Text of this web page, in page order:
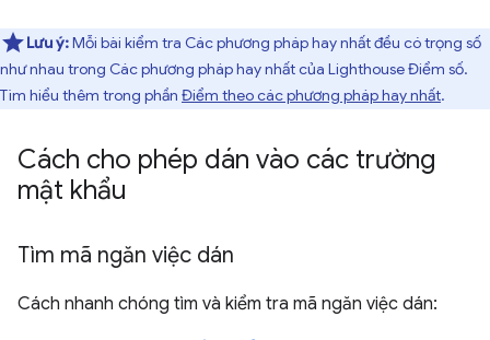
Lưu ý:Mỗi bài kiểm tra Các phương pháp hay nhất đều có trọng số
như nhau trong Các phương pháp hay nhất của Lighthouse Điểm số.
Tìm hiểu thêm trong phần Điểm theo các phương pháp hay nhất.
Cách cho phép dán vào các trường
mật khẩu
Tìm mã ngăn việc dán
Cách nhanh chóng tìm và kiểm tra mã ngăn việc dán: